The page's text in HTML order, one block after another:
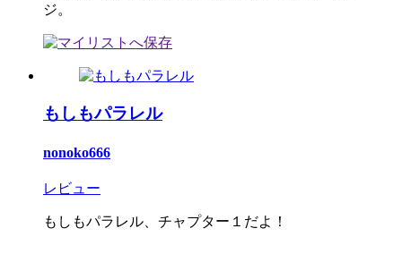
ジ。
もしもパラレル
nonoko666
レビュー
もしもパラレル、チャプター１だよ！